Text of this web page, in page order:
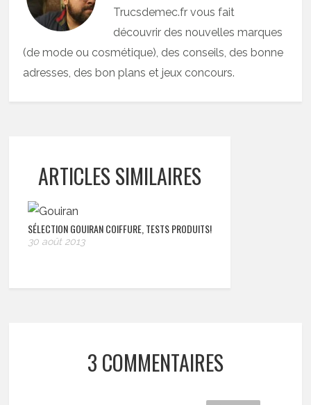
Trucsdemec.fr vous fait
découvrir des nouvelles marques
(de mode ou cosmétique), des conseils, des bonne
adresses, des bon plans et jeux concours.
ARTICLES SIMILAIRES
SÉLECTION GOUIRAN COIFFURE, TESTS PRODUITS!
30 août 2013
3 COMMENTAIRES